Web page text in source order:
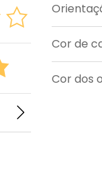
Cor de
Cor dos